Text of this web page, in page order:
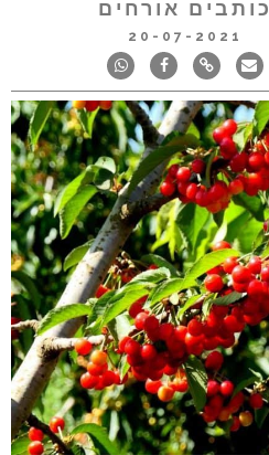
כותבים אורחים
20-07-2021